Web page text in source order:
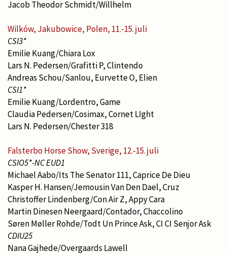
Jacob Theodor Schmidt/Willhelm
Wilków, Jakubowice, Polen, 11.-15. juli
CSI3*
Emilie Kuang/Chiara Lox
Lars N. Pedersen/Grafitti P, Clintendo
Andreas Schou/Sanlou, Eurvette O, Elien
CSI1*
Emilie Kuang/Lordentro, Game
Claudia Pedersen/Cosimax, Cornet LIght
Lars N. Pedersen/Chester 318
Falsterbo Horse Show, Sverige, 12.-15. juli
CSIO5*-NC EUD1
Michael Aabo/Its The Senator 111, Caprice De Dieu
Kasper H. Hansen/Jemousin Van Den Dael, Cruz
Christoffer Lindenberg/Con Air Z, Appy Cara
Martin Dinesen Neergaard/Contador, Chaccolino
Søren Møller Rohde/Todt Un Prince Ask, CI CI Senjor Ask
CDIU25
Nana Gajhede/Overgaards Lawell